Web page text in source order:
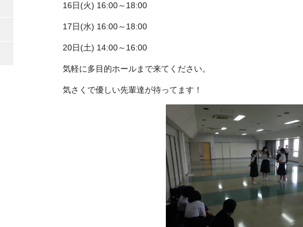
16日(火) 16:00～18:00
17日(水) 16:00～18:00
20日(土) 14:00～16:00
気軽に多目的ホールまで来てください。
気さくで優しい先輩達が待ってます！